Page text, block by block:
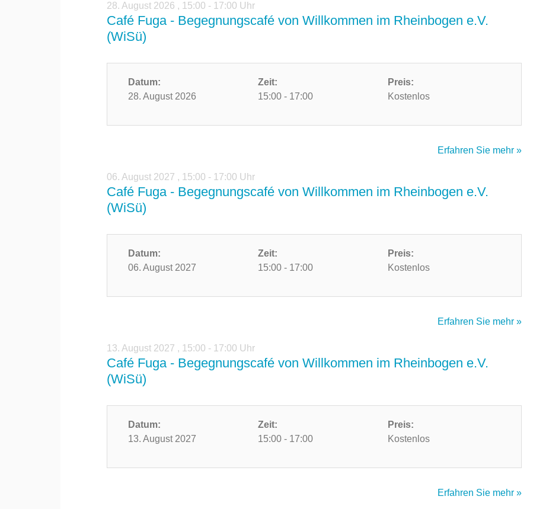
28. August 2026 , 15:00 - 17:00 Uhr
Café Fuga - Begegnungscafé von Willkommen im Rheinbogen e.V.
(WiSü)
Datum:
28. August 2026
Zeit:
15:00 - 17:00
Preis:
Kostenlos
Erfahren Sie mehr »
06. August 2027 , 15:00 - 17:00 Uhr
Café Fuga - Begegnungscafé von Willkommen im Rheinbogen e.V.
(WiSü)
Datum:
06. August 2027
Zeit:
15:00 - 17:00
Preis:
Kostenlos
Erfahren Sie mehr »
13. August 2027 , 15:00 - 17:00 Uhr
Café Fuga - Begegnungscafé von Willkommen im Rheinbogen e.V.
(WiSü)
Datum:
13. August 2027
Zeit:
15:00 - 17:00
Preis:
Kostenlos
Erfahren Sie mehr »